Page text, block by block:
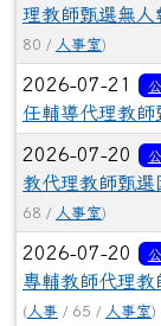
理教師甄選無
80 / 人事室)
2026-07-21
任輔導代理教師
2026-07-20
教代理教師甄
68 / 人事室)
2026-07-20
專輔教師代理
( 人事 / 65 / 人事室)